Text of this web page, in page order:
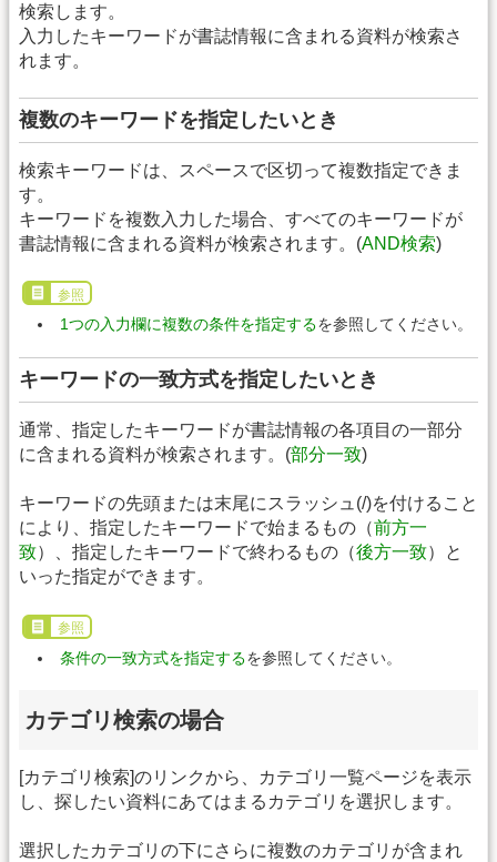
検索します。
入力したキーワードが書誌情報に含まれる資料が検索さ
れます。
複数のキーワードを指定したいとき
検索キーワードは、スペースで区切って複数指定できま
す。
キーワードを複数入力した場合、すべてのキーワードが
書誌情報に含まれる資料が検索されます。(AND検索)
参照
1つの入力欄に複数の条件を指定するを参照してください。
キーワードの一致方式を指定したいとき
通常、指定したキーワードが書誌情報の各項目の一部分
に含まれる資料が検索されます。(部分一致)
キーワードの先頭または末尾にスラッシュ(/)を付けること
により、指定したキーワードで始まるもの（前方一
致）、指定したキーワードで終わるもの（後方一致）と
いった指定ができます。
参照
条件の一致方式を指定するを参照してください。
カテゴリ検索の場合
[カテゴリ検索]のリンクから、カテゴリ一覧ページを表示
し、探したい資料にあてはまるカテゴリを選択します。
選択したカテゴリの下にさらに複数のカテゴリが含まれ